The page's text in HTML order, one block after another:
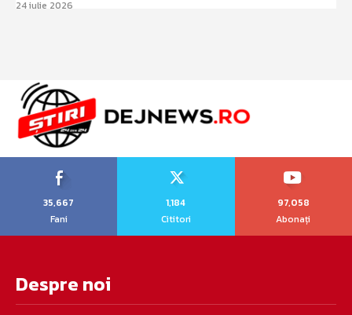
24 iulie 2026
35,667
Fani
1,184
Cititori
97,058
Abonați
Despre noi